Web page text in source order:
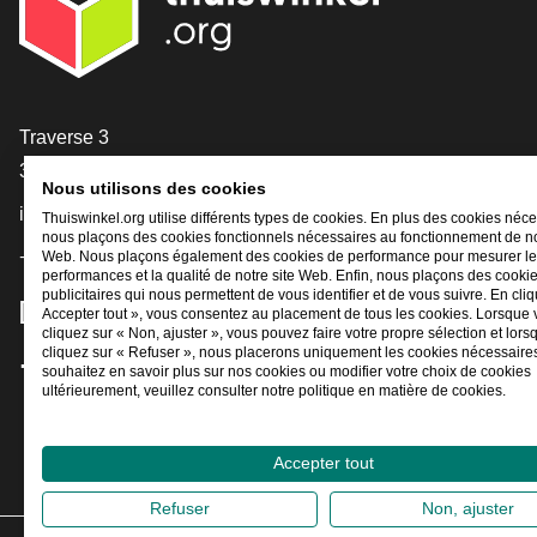
[_General:Contact]
Traverse 3
3905 NL Veenendaal
info@thuiswinkel.org
+31 (0)318 64 85 75
[_General:SocialMediaTitle]
Facebook
X LinkedIn
Instagram
YouTube
Nous utilisons des cookies
Thuiswinkel.org utilise différents types de cookies. En plus des cookies
nous plaçons des cookies fonctionnels nécessaires au fonctionnement de
Web. Nous plaçons également des cookies de performance pour mesurer
performances et la qualité de notre site Web. Enfin, nous plaçons des
publicitaires qui nous permettent de vous identifier et de vous suivre. En
Accepter tout », vous consentez au placement de tous les cookies. Lorsque
cliquez sur « Non, ajuster », vous pouvez faire votre propre sélection et
cliquez sur « Refuser », nous placerons uniquement les cookies
souhaitez en savoir plus sur nos cookies ou modifier votre choix de cookies
ultérieurement, veuillez consulter notre politique en matière de cookies.
Accepter tout
Refuser Non, ajuster